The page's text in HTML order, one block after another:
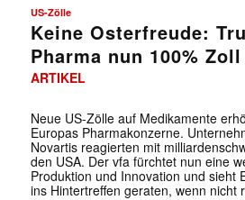
US-Zölle
Keine Osterfreude:
Pharma nun 100% Zoll
ARTIKEL
Neue US-Zölle auf Medikamente
Europas Pharmakonzerne.
Novartis reagierten mit
den USA. Der vfa fürchtet nun eine
Produktion und Innovation und sieht
ins Hintertreffen geraten, wenn nicht